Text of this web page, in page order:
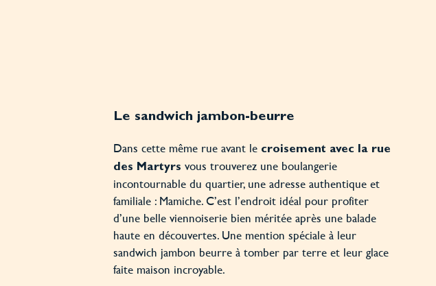
Le sandwich jambon-beurre
Dans cette même rue avant le croisement avec la rue
des Martyrs vous trouverez une boulangerie
incontournable du quartier, une adresse authentique et
familiale : Mamiche. C’est l’endroit idéal pour profiter
d’une belle viennoiserie bien méritée après une balade
haute en découvertes. Une mention spéciale à leur
sandwich jambon beurre à tomber par terre et leur glace
faite maison incroyable.